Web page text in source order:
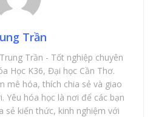
Trần
Trần - Tốt nghiệp chuyên
Học K36, Đại học Cần Thơ.
mê hóa, thích chia sẻ và giao
Yêu hóa học là nơi để các bạn
sẻ kiến thức, kinh nghiệm với